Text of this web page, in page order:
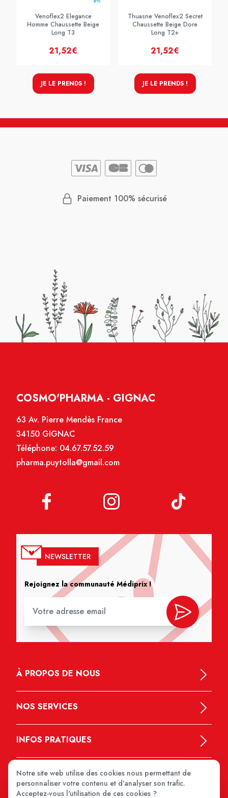
Venoflex2 Elegance
Homme Chaussette Beige
Long T3
21,52€
JE LE PRENDS !
Thuasne Venoflex2 Secret
Chaussette Beige Dore
Long T2+
21,52€
JE LE PRENDS !
Paiement 100% sécurisé
COSMO'PHARMA - GIGNAC
63 Av. Pierre Mendès France
34150 GIGNAC
Téléphone: 04.67.57.52.59
pharma.puytolla@gmail.com
NEWSLETTER
Rejoignez la communauté Médiprix !
À PROPOS DE NOUS
NOS SERVICES
INFOS PRATIQUES
Notre site web utilise des cookies nous permettant de
personnaliser votre contenu et d'analyser son trafic.
Acceptez-vous l'utilisation de ces cookies ?